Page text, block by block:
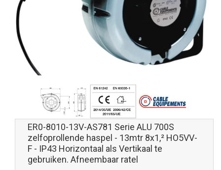
ER0-8010-13V-AS781 Serie ALU 700S
zelfoprollende haspel - 13mtr 8x1,² HO5VV-
F - IP43 Horizontaal als Vertikaal te
gebruiken. Afneembaar ratel